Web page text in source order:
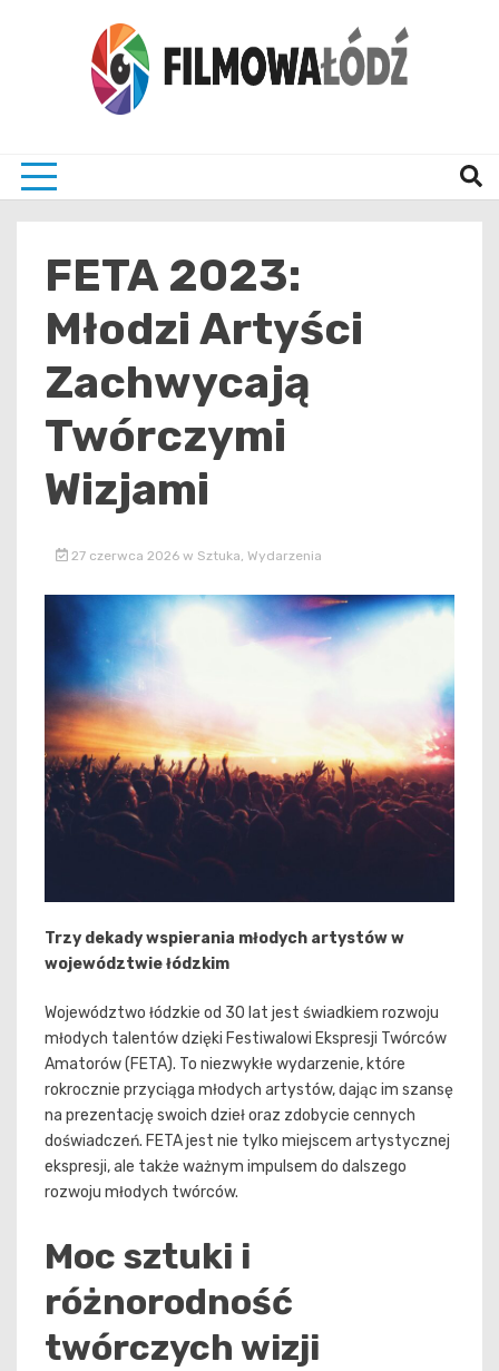
FETA 2023:
Młodzi Artyści
Zachwycają
Twórczymi
Wizjami
27 czerwca 2026 w Sztuka Wydarzenia
Trzy dekady wspierania młodych artystów w
województwie łódzkim
Województwo łódzkie od 30 lat jest świadkiem rozwoju
młodych talentów dzięki Festiwalowi Ekspresji Twórców
Amatorów (FETA). To niezwykłe wydarzenie, które
rokrocznie przyciąga młodych artystów, dając im szansę
na prezentację swoich dzieł oraz zdobycie cennych
doświadczeń. FETA jest nie tylko miejscem artystycznej
ekspresji, ale także ważnym impulsem do dalszego
rozwoju młodych twórców.
Moc sztuki i
różnorodność
twórczych wizji